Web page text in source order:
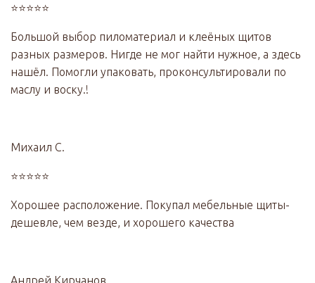
⭐⭐⭐⭐⭐
Большой выбор пиломатериал и клеёных щитов
разных размеров. Нигде не мог найти нужное, а здесь
нашёл. Помогли упаковать, проконсультировали по
маслу и воску.!
Михаил С.
⭐⭐⭐⭐⭐
Хорошее расположение. Покупал мебельные щиты-
дешевле, чем везде, и хорошего качества
Андрей Кирчанов